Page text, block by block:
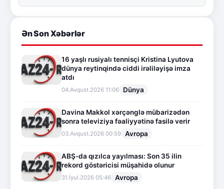
Ən Son Xəbərlər
16 yaşlı rusiyalı tennisçi Kristina Lyutova
dünya reytinqində ciddi irəliləyişə imza
atdı
04.Avqust.2026 11:06 Dünya
Davina Makkol xərçənglə mübarizədən
sonra televiziya fəaliyyətinə fasilə verir
03.Avqust.2026 00:59 Avropa
ABŞ-da qızılca yayılması: Son 35 ilin
rekord göstəricisi müşahidə olunur
31.İyul.2026 05:46 Avropa